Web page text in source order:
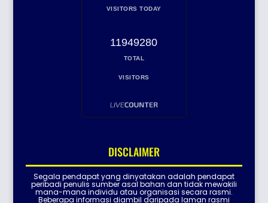
VISITORS TODAY
11949280
TOTAL
VISITORS
DISCLAIMER
Segala pendapat yang dinyatakan adalah pendapat
peribadi penulis sumber asal bahan dan tidak mewakili
mana-mana individu atau organisasi secara rasmi.
Beberapa informasi diambil daripada laman rasmi